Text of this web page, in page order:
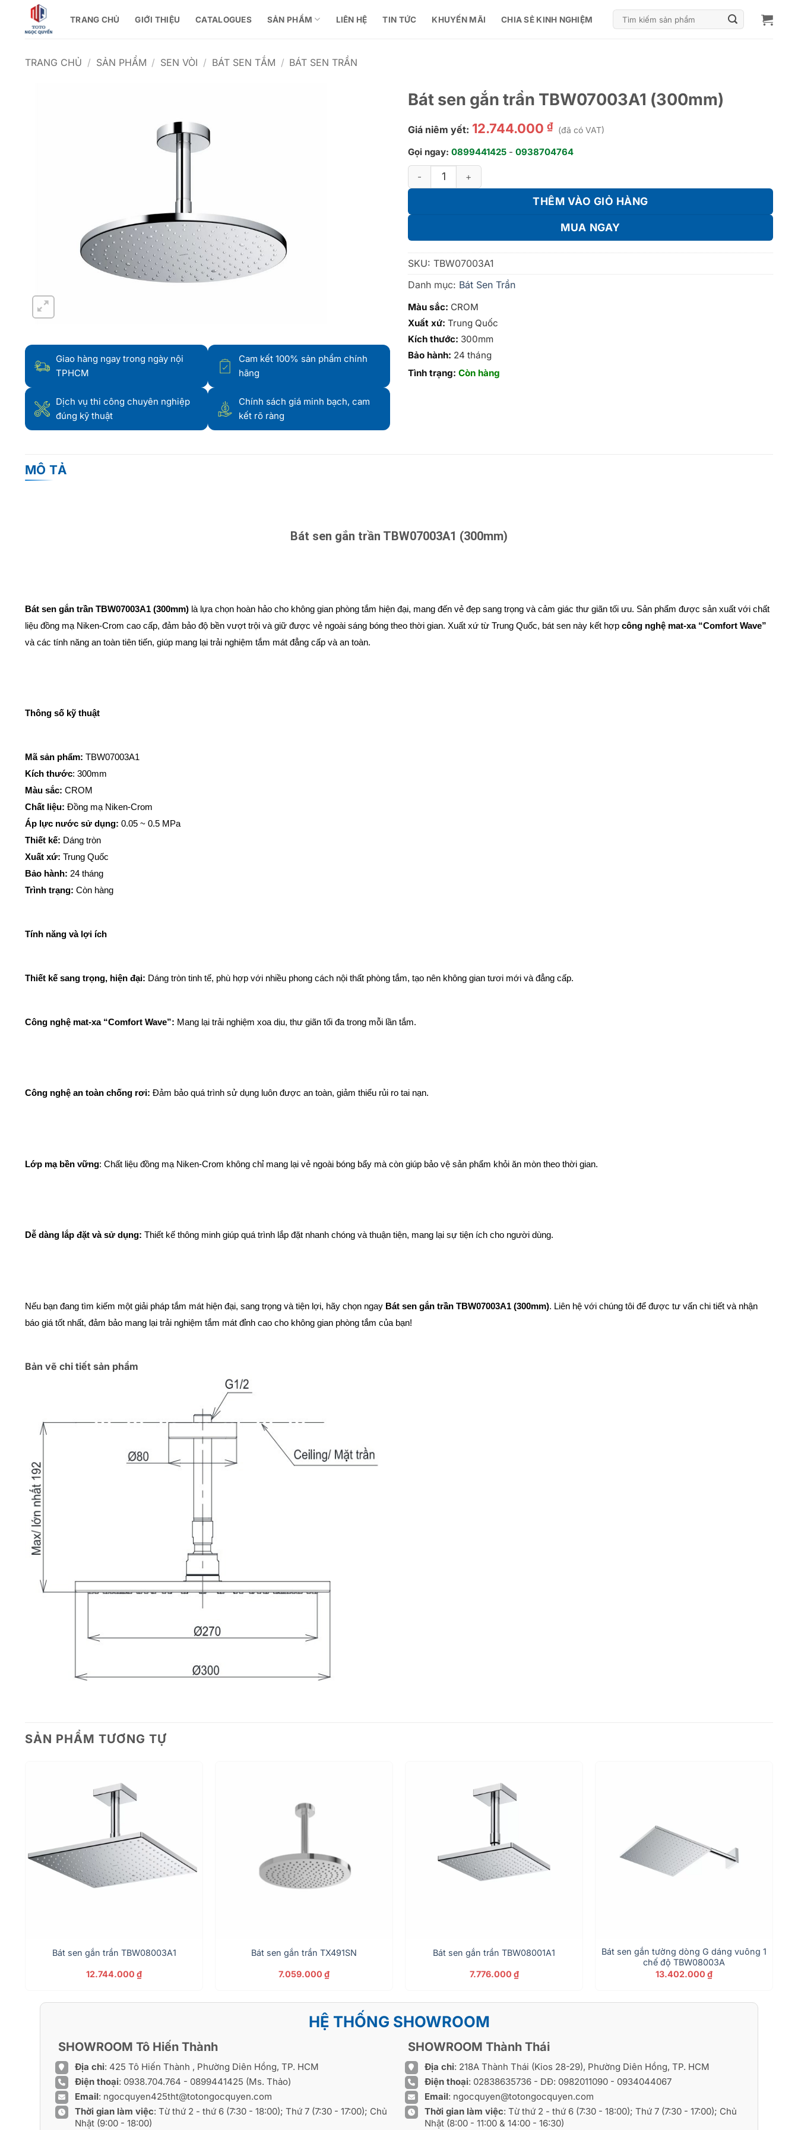
TRANG CHỦ GIỚI THIỆU CATALOGUES SẢN PHẨM LIÊN HỆ TIN TỨC KHUYẾN MÃI CHIA SẺ KINH NGHIỆM
kiếm:
TRANG CHỦ / SẢN PHẨM / SEN VÒI / BÁT SEN TẮM / BÁT SEN TRẦN
Giao hàng ngay trong ngày nội
TPHCM
Cam kết 100% sản phẩm chính
hãng
Dịch vụ thi công chuyên nghiệp
đúng kỹ thuật
Chính sách giá minh bạch, cam
kết rõ ràng
Bát sen gắn trần TBW07003A1 (300mm)
Giá niêm yết: 12.744.000 ₫ (đã có VAT)
Gọi ngay: 0899441425 - 0938704764
Bát sen gắn trần TBW07003A1 (300mm) số lượng
THÊM VÀO GIỎ HÀNG
MUA NGAY
SKU: TBW07003A1
Danh mục: Bát Sen Trần
Màu sắc: CROM
Xuất xứ: Trung Quốc
Kích thước: 300mm
Bảo hành: 24 tháng
Tình trạng: Còn hàng
MÔ TẢ
Bát sen gắn trần TBW07003A1 (300mm)
Bát sen gắn trần TBW07003A1 (300mm)là lựa chọn hoàn hảo cho không gian phòng tắm hiện đại, mang đến vẻ đẹp sang trọng và cảm giác thư giãn tối ưu. Sản phẩm được sản xuất với chất
liệu đồng mạ Niken-Crom cao cấp, đảm bảo độ bền vượt trội và giữ được vẻ ngoài sáng bóng theo thời gian. Xuất xứ từ Trung Quốc, bát sen này kết hợpcông nghệ mat-xa “Comfort Wave”
và các tính năng an toàn tiên tiến, giúp mang lại trải nghiệm tắm mát đẳng cấp và an toàn.
Thông số kỹ thuật
Mã sản phẩm: TBW07003A1
Kích thước: 300mm
Màu sắc: CROM
Chất liệu: Đồng mạ Niken-Crom
Áp lực nước sử dụng: 0.05 ~ 0.5 MPa
Thiết kế: Dáng tròn
Xuất xứ: Trung Quốc
Bảo hành: 24 tháng
Trình trạng: Còn hàng
Tính năng và lợi ích
Thiết kế sang trọng, hiện đại: Dáng tròn tinh tế, phù hợp với nhiều phong cách nội thất phòng tắm, tạo nên không gian tươi mới và đẳng cấp.
Công nghệ mat-xa “Comfort Wave”: Mang lại trải nghiệm xoa dịu, thư giãn tối đa trong mỗi lần tắm.
Công nghệ an toàn chống rơi: Đảm bảo quá trình sử dụng luôn được an toàn, giảm thiểu rủi ro tai nạn.
Lớp mạ bền vững: Chất liệu đồng mạ Niken-Crom không chỉ mang lại vẻ ngoài bóng bẩy mà còn giúp bảo vệ sản phẩm khỏi ăn mòn theo thời gian.
Dễ dàng lắp đặt và sử dụng: Thiết kế thông minh giúp quá trình lắp đặt nhanh chóng và thuận tiện, mang lại sự tiện ích cho người dùng.
Nếu bạn đang tìm kiếm một giải pháp tắm mát hiện đại, sang trọng và tiện lợi, hãy chọn ngay Bát sen gắn trần TBW07003A1 (300mm). Liên hệ với chúng tôi để được tư vấn chi tiết và nhận
báo giá tốt nhất, đảm bảo mang lại trải nghiệm tắm mát đỉnh cao cho không gian phòng tắm của bạn!
Bản vẽ chi tiết sản phẩm
SẢN PHẨM TƯƠNG TỰ
Bát sen gắn trần TBW08003A1
12.744.000 ₫
Bát sen gắn trần TX491SN
7.059.000 ₫
Bát sen gắn trần TBW08001A1
7.776.000 ₫
Bát sen gắn tường dòng G dáng vuông 1
chế độ TBW08003A
13.402.000 ₫
HỆ THỐNG SHOWROOM
SHOWROOM Tô Hiến Thành
Địa chỉ: 425 Tô Hiến Thành , Phường Diên Hồng, TP. HCM
Điện thoại: 0938.704.764 - 0899441425 (Ms. Thảo)
Email: ngocquyen425tht@totongocquyen.com
Thời gian làm việc: Từ thứ 2 - thứ 6 (7:30 - 18:00); Thứ 7 (7:30 - 17:00); Chủ
Nhật (9:00 - 18:00)
SHOWROOM Thành Thái
Địa chỉ: 218A Thành Thái (Kios 28-29), Phường Diên Hồng, TP. HCM
Điện thoại: 02838635736 - DĐ: 0982011090- 0934044067
Email: ngocquyen@totongocquyen.com
Thời gian làm việc: Từ thứ 2 - thứ 6 (7:30 - 18:00); Thứ 7 (7:30 - 17:00); Chủ
Nhật (8:00 - 11:00 & 14:00 - 16:30)